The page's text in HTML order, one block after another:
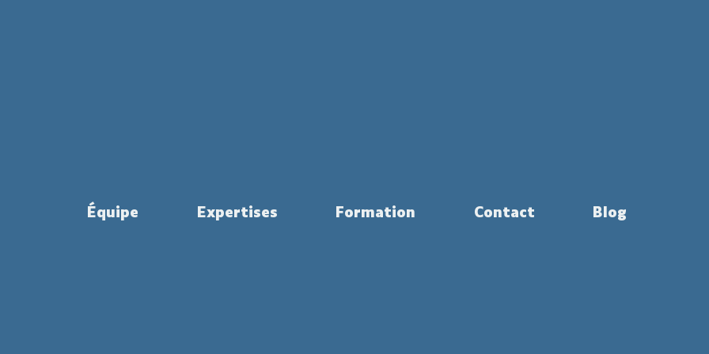
Équipe Expertises Formation Contact Blog